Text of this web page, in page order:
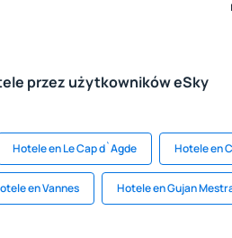
przez użytkowników eSky
Hotele en Le Cap d`Agde Hotele en
en Vannes Hotele en Gujan